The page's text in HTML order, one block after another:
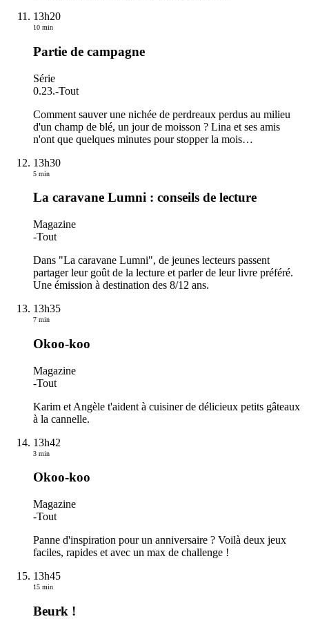
13h20
10 min
Partie de campagne
Série
0.23.-Tout
Comment sauver une nichée de perdreaux perdus au milieu
d'un champ de blé, un jour de moisson ? Lina et ses amis
n'ont que quelques minutes pour stopper la mois…
13h30
5 min
La caravane Lumni : conseils de lecture
Magazine
-Tout
Dans "La caravane Lumni", de jeunes lecteurs passent
partager leur goût de la lecture et parler de leur livre préféré.
Une émission à destination des 8/12 ans.
13h35
7 min
Okoo-koo
Magazine
-Tout
Karim et Angèle t'aident à cuisiner de délicieux petits gâteaux
à la cannelle.
13h42
3 min
Okoo-koo
Magazine
-Tout
Panne d'inspiration pour un anniversaire ? Voilà deux jeux
faciles, rapides et avec un max de challenge !
13h45
15 min
Beurk !